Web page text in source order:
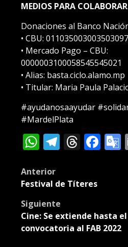
MEDIOS PARA COLABORAR
Donaciones al Banco
• CBU:
• Mercado Pago – CBU:
0000003100058545545021
• Alias: basta.ciclo.alamo.mp
• Titular: Maria Paula
#ayudanosaayudar
#MardelPlata
WhatsApp
Post
Anterior
Festival de Títeres
Siguiente
Cine: Se extiende hasta
convocatoria al FAB 2022